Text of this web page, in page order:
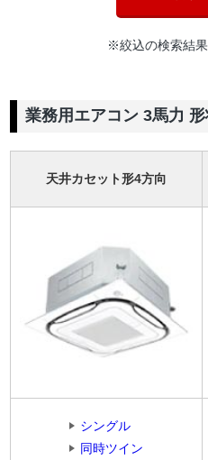
※絞込の検索結
業務用エアコン 3馬力
天井カセット形4方向
シングル
同時ツイン